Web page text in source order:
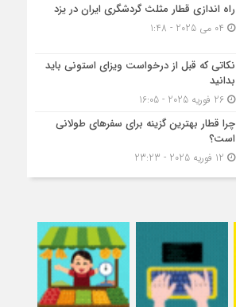
راه اندازی قطار مثلث گردشگری ایران در یزد
نکاتی که قبل از درخواست ویزای استونی باید
بدانید
26 فوریه 2025 - 16:05
چرا قطار بهترین گزینه برای سفرهای طولانی
است؟